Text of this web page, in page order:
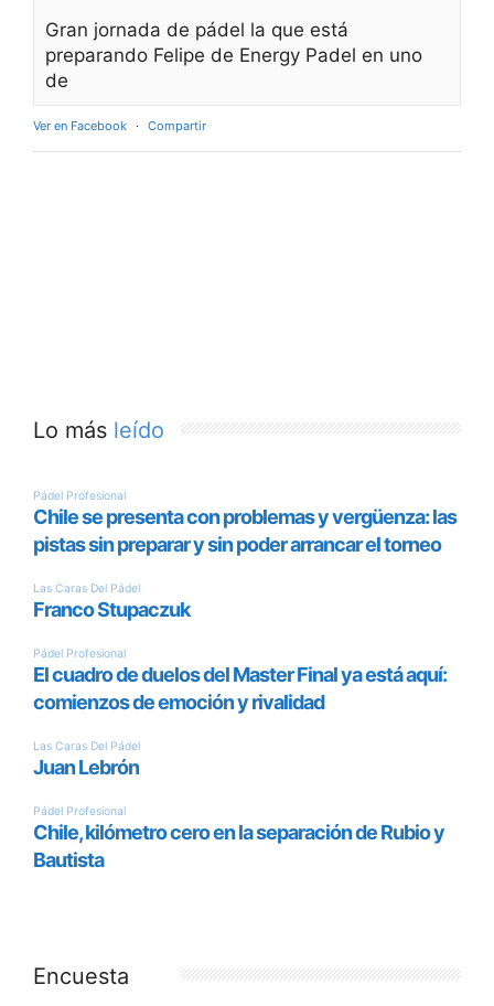
Gran jornada de pádel la que está
preparando Felipe de Energy Padel en uno
de
Ver en Facebook · Compartir
Lo más leído
Encuesta